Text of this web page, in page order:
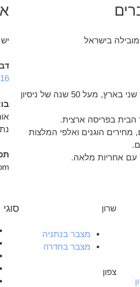
בישראל
רשת מצברים דור שני בארץ, מעל 50 שנה של ניסיון
בפריסה ארצית.
מחירים הוגנים ואלפי המלצות
עם אחריות מלאה.
שרון
מצבר בנתניה
מצבר בחדרה
צפון